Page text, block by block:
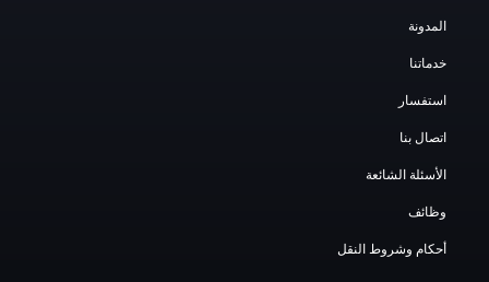
المدونة
خدماتنا
استفسار
اتصال بنا
الأسئلة الشائعة
وظائف
أحكام وشروط النقل